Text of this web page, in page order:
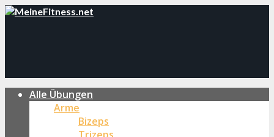
Alle Übungen
Arme
Bizeps